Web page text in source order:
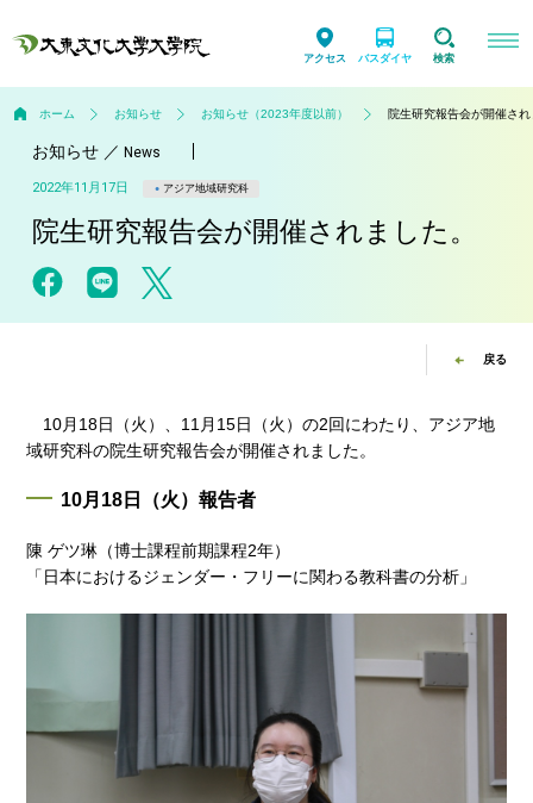
アクセス バスダイヤ 検索
ホーム お知らせ お知らせ（2023年度以前） 院生研究報告会が開催され
お知らせ ／ News
2022年11月17日 アジア地域研究科
院生研究報告会が開催されました。
戻る
10月18日（火）、11月15日（火）の2回にわたり、アジア地
域研究科の院生研究報告会が開催されました。
10月18日（火）報告者
陳 ゲツ琳（博士課程前期課程2年）
「日本におけるジェンダー・フリーに関わる教科書の分析」